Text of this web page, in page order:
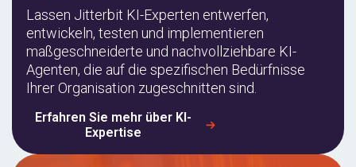
Lassen Jitterbit KI-Experten entwerfen,
entwickeln, testen und implementieren
maßgeschneiderte und nachvollziehbare KI-
Agenten, die auf die spezifischen Bedürfnisse
Ihrer Organisation zugeschnitten sind.
Erfahren Sie mehr über KI-
Expertise